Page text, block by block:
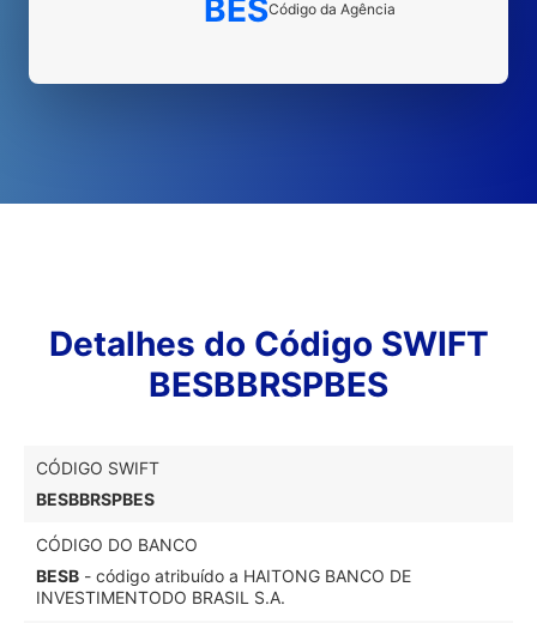
BESCódigo da Agência
Detalhes do Código SWIFT
BESBBRSPBES
CÓDIGO SWIFT
BESBBRSPBES
CÓDIGO DO BANCO
BESB - código atribuído a HAITONG BANCO DE
INVESTIMENTODO BRASIL S.A.